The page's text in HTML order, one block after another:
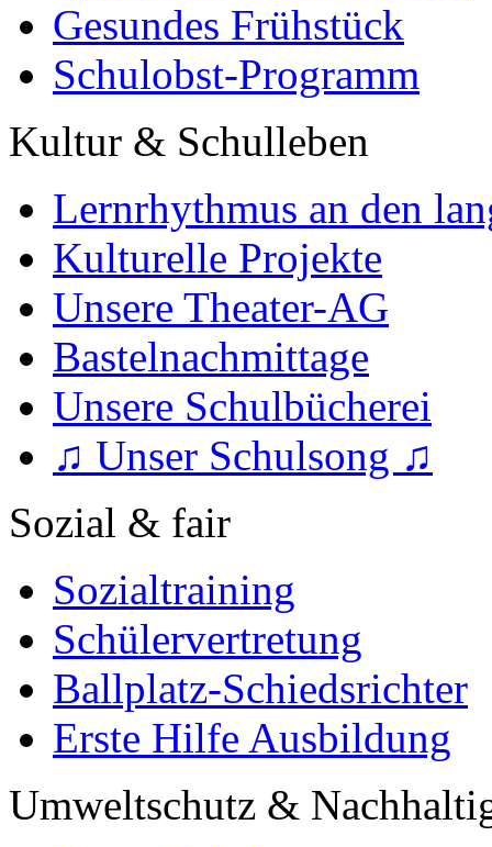
Gesundes Frühstück
Schulobst-Programm
Kultur & Schulleben
Lernrhythmus an den
Kulturelle Projekte
Unsere Theater-AG
Bastelnachmittage
Unsere Schulbücherei
♫ Unser Schulsong ♫
Sozial & fair
Sozialtraining
Schülervertretung
Ballplatz-Schiedsrichter
Erste Hilfe Ausbildung
Umweltschutz &